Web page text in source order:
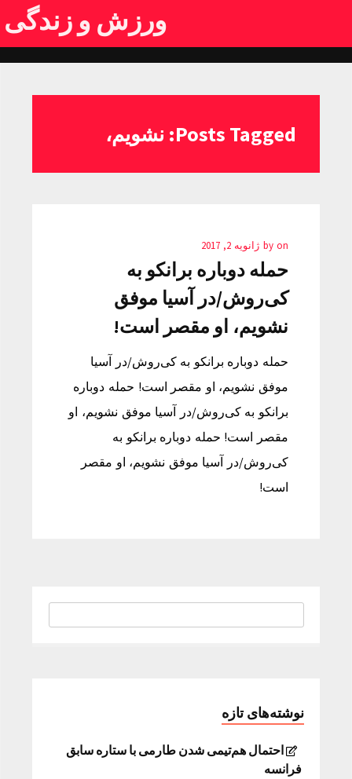
ورزش و زندگی
Posts Tagged: نشویم،
by on ژانویه 2, 2017
حمله دوباره برانکو به
کی‌روش/در آسیا موفق
نشویم، او مقصر است!
حمله دوباره برانکو به کی‌روش/در آسیا
موفق نشویم، او مقصر است! حمله دوباره
برانکو به کی‌روش/در آسیا موفق نشویم، او
مقصر است! حمله دوباره برانکو به
کی‌روش/در آسیا موفق نشویم، او مقصر
است!
نوشته‌های تازه
احتمال هم‌تیمی شدن طارمی با ستاره سابق
فرانسه